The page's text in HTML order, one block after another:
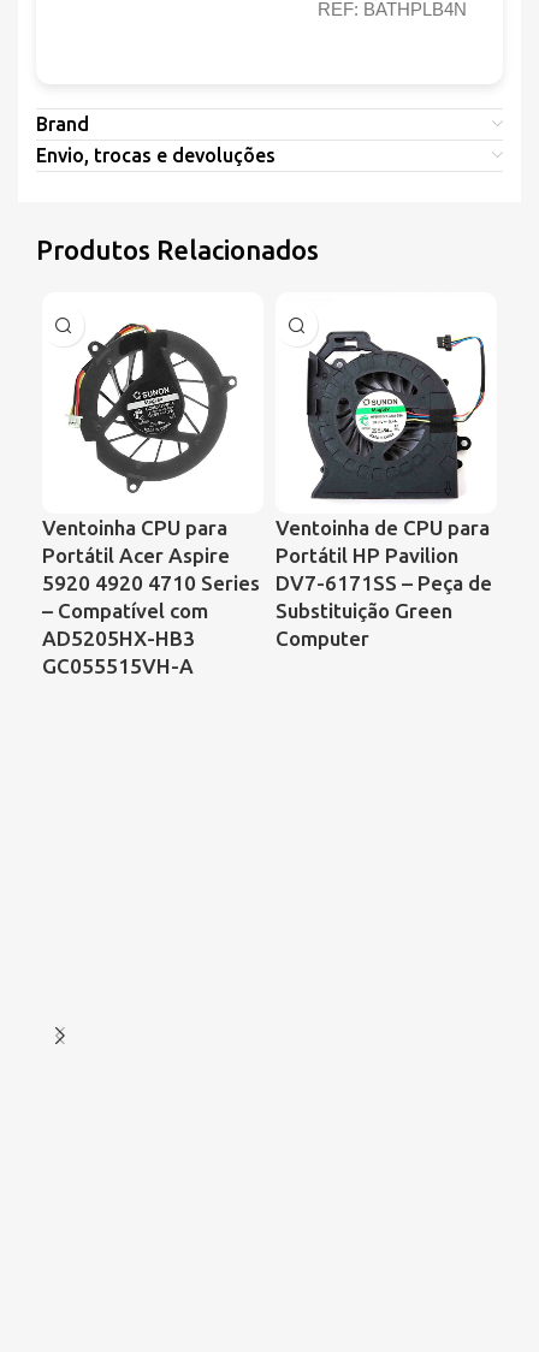
REF: BATHPLB4N
Brand
Envio, trocas e devoluções
Produtos Relacionados
Ventoinha CPU para
Portátil Acer Aspire
5920 4920 4710 Series
– Compatível com
AD5205HX-HB3
GC055515VH-A
Ventoinha de CPU para
Portátil HP Pavilion
DV7-6171SS – Peça de
Substituição Green
Computer